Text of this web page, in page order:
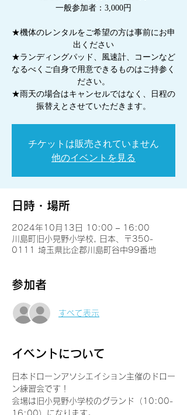
一般参加者：3,000円
★機体のレンタルをご希望の方は事前にお申
出ください
★ランディングパッド、風速計、コーンなど
なるべくご自身で用意できるものはご持参く
ださい。
★雨天の場合はキャンセルではなく、日程の
振替えとさせていただきます。
チケットは販売されていません
他のイベントを見る
日時・場所
2024年10月13日 10:00 – 16:00
川島町旧小見野小学校, 日本、〒350-
0111 埼玉県比企郡川島町谷中99番地
参加者
すべて表示
イベントについて
日本ドローンアソシエイション主催のドロー
ン練習会です！
会場は旧小見野小学校のグランド（10:00-
16:00）になります。